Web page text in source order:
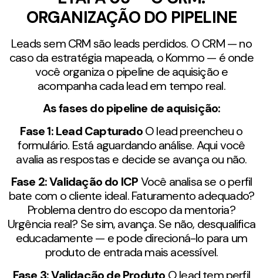
ORGANIZAÇÃO DO PIPELINE
Leads sem CRM são leads perdidos. O CRM — no
caso da estratégia mapeada, o Kommo — é onde
você organiza o pipeline de aquisição e
acompanha cada lead em tempo real.
As fases do pipeline de aquisição:
Fase 1: Lead CapturadoO lead preencheu o
formulário. Está aguardando análise. Aqui você
avalia as respostas e decide se avança ou não.
Fase 2: Validação do ICPVocê analisa se o perfil
bate com o cliente ideal. Faturamento adequado?
Problema dentro do escopo da mentoria?
Urgência real? Se sim, avança. Se não, desqualifica
educadamente — e pode direcioná-lo para um
produto de entrada mais acessível.
Fase 3: Validação de Produto O lead tem perfil